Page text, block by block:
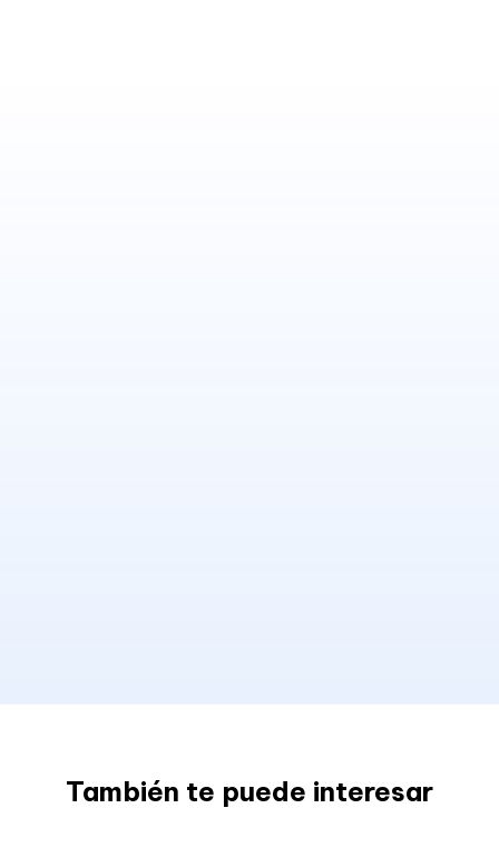
También te puede interesar